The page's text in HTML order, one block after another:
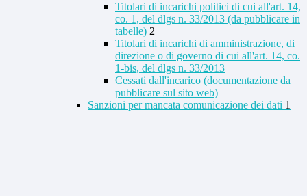
Titolari di incarichi politici di cui all'art. 14,
co. 1, del dlgs n. 33/2013 (da pubblicare in
tabelle) 2
Titolari di incarichi di amministrazione, di
direzione o di governo di cui all'art. 14, co.
1-bis, del dlgs n. 33/2013
Cessati dall'incarico (documentazione da
pubblicare sul sito web)
Sanzioni per mancata comunicazione dei dati 1